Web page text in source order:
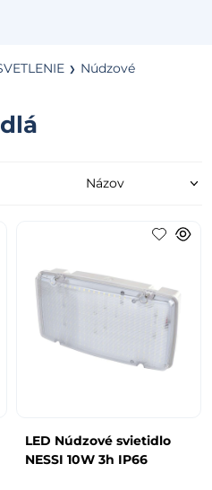
Núdzové
LED Núdzové svietidlo
NESSI 10W 3h IP66